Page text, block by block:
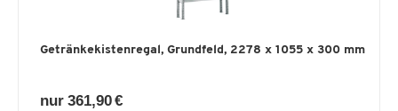
Getränkekistenregal, Grundfeld, 2278 x 1055 x 300 mm
nur 361,90 €